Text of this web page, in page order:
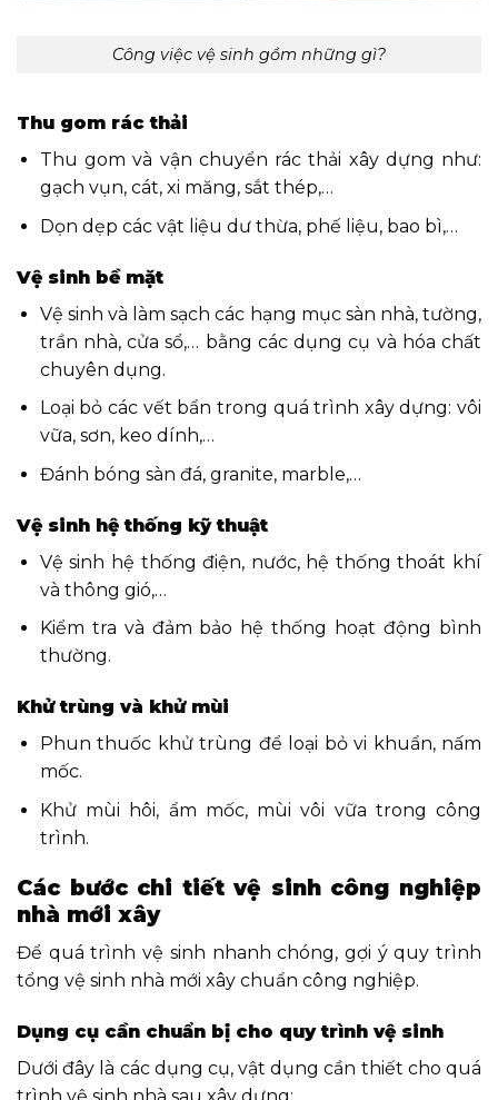
Công việc vệ sinh gồm những gì?
Thu gom rác thải
Thu gom và vận chuyển rác thải xây dựng như:
gạch vụn, cát, xi măng, sắt thép,…
Dọn dẹp các vật liệu dư thừa, phế liệu, bao bì,…
Vệ sinh bề mặt
Vệ sinh và làm sạch các hạng mục sàn nhà, tường,
trần nhà, cửa sổ,… bằng các dụng cụ và hóa chất
chuyên dụng.
Loại bỏ các vết bẩn trong quá trình xây dựng: vôi
vữa, sơn, keo dính,…
Đánh bóng sàn đá, granite, marble,…
Vệ sinh hệ thống kỹ thuật
Vệ sinh hệ thống điện, nước, hệ thống thoát khí
và thông gió,…
Kiểm tra và đảm bảo hệ thống hoạt động bình
thường.
Khử trùng và khử mùi
Phun thuốc khử trùng để loại bỏ vi khuẩn, nấm
mốc.
Khử mùi hôi, ẩm mốc, mùi vôi vữa trong công
trình.
Các bước chi tiết vệ sinh công nghiệp
nhà mới xây
Để quá trình vệ sinh nhanh chóng, gợi ý quy trình
tổng vệ sinh nhà mới xây chuẩn công nghiệp.
Dụng cụ cần chuẩn bị cho quy trình vệ sinh
Dưới đây là các dụng cụ, vật dụng cần thiết cho quá